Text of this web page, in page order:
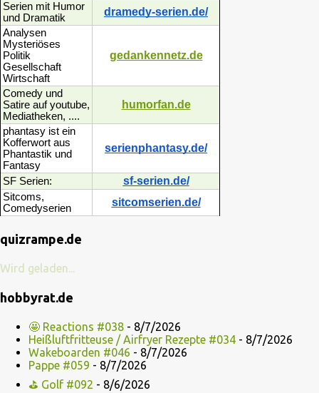
Serien mit Humor
und Dramatik
dramedy-serien.de/
Analysen
Mysteriöses
Politik
Gesellschaft
Wirtschaft
gedankennetz.de
Comedy und
Satire auf youtube,
Mediatheken, ....
humorfan.de
phantasy ist ein
Kofferwort aus
Phantastik und
Fantasy
serienphantasy.de/
SF Serien: sf-serien.de/
Sitcoms,
Comedyserien
sitcomserien.de/
quizrampe.de
Wird geladen...
hobbyrat.de
🤩 Reactions #038 - 8/7/2026
Heißluftfritteuse / Airfryer Rezepte #034 - 8/7/2026
Wakeboarden #046 - 8/7/2026
Pappe #059 - 8/7/2026
⛳ Golf #092 - 8/6/2026